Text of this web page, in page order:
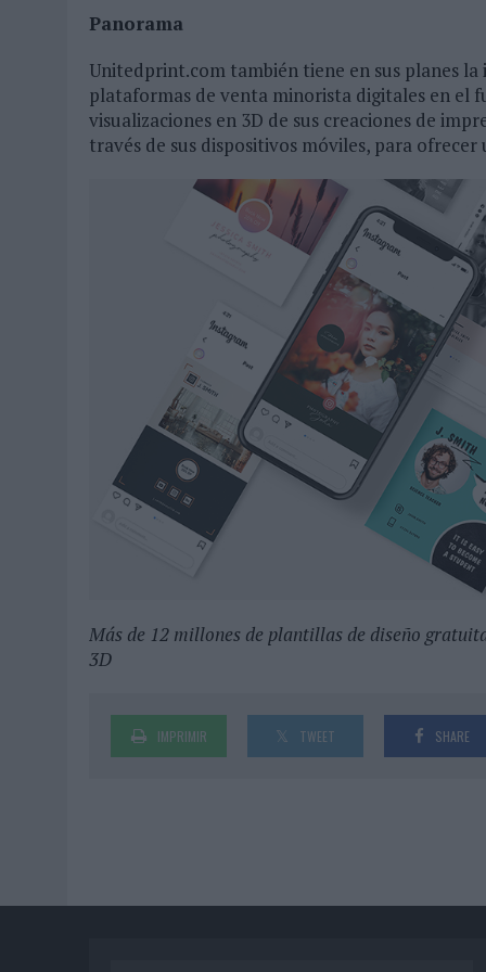
Panorama
Unitedprint.com también tiene en sus planes
plataformas de venta minorista digitales en el
visualizaciones en 3D de sus creaciones de
través de sus dispositivos móviles, para
Más de 12 millones de plantillas de
3D
IMPRIMIR TWEET SHARE